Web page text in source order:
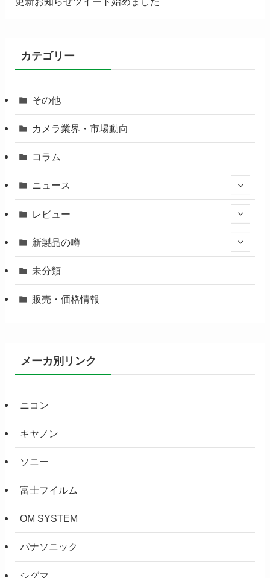
カテゴリー
その他
カメラ業界・市場動向
コラム
ニュース
レビュー
新製品の噂
未分類
販売・価格情報
メーカ別リンク
ニコン
キヤノン
ソニー
富士フイルム
OM SYSTEM
パナソニック
シグマ